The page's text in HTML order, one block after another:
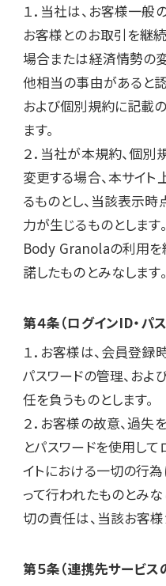
１．当社は、お客様一般
お客様とのお取引を継
場合または経済情勢の
他相当の事由があると
および個別規約に記載
ます。
２．当社が本規約、個
変更する場合、本サイ
るものとし、当該表示
力が生じるものとします
Body Granolaの利用を
諾したものとみなします。
第４条（ログインID・パ
１．お客様は、会員登
パスワードの管理、お
任を負うものとします。
２．お客様の故意、過失
とパスワードを使用し
イトにおける一切の行
って行われたものとみ
切の責任は、当該お客様
第５条（連携先サービス